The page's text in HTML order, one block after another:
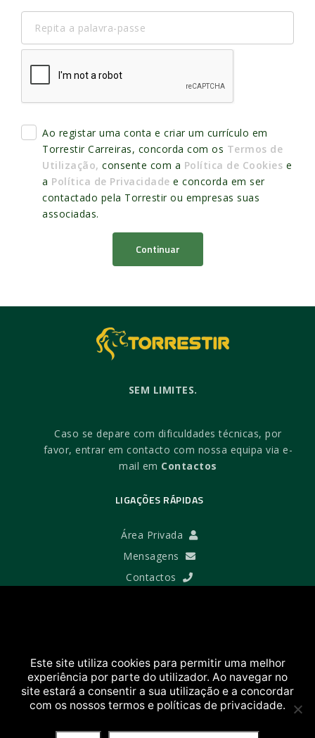
Ao registar uma conta e criar um currículo em
Torrestir Carreiras, concorda com os Termos de
Utilização, consente com a Política de Cookies e
a Política de Privacidade e concorda em ser
contactado pela Torrestir ou empresas suas
associadas.
Continuar
SEM LIMITES.
Caso se depare com dificuldades técnicas, por
favor, entrar em contacto com nossa equipa via e-
mail em Contactos
LIGAÇÕES RÁPIDAS
Área Privada
Mensagens
Contactos
Política de Privacidade
Política de Cookies
Ajuda
Este site utiliza cookies para permitir uma melhor
experiência por parte do utilizador. Ao navegar no
site estará a consentir a sua utilização e a concordar
com os nossos termos e políticas de privacidade.